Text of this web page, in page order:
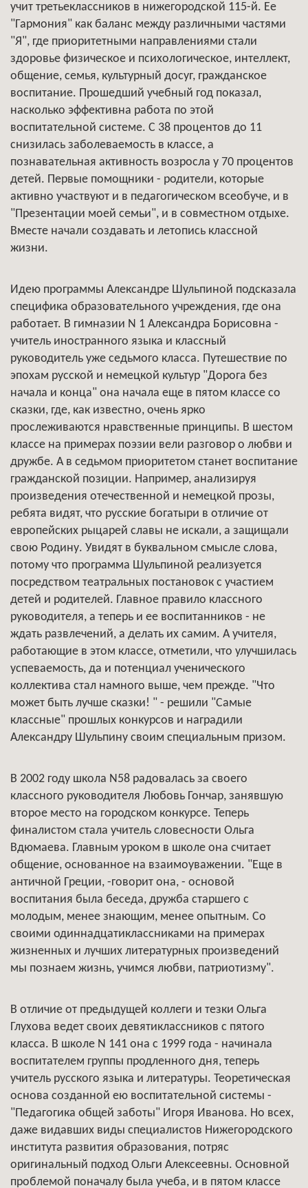
учит третьеклассников в нижегородской 115-й. Ее
"Гармония" как баланс между различными частями
"Я", где приоритетными направлениями стали
здоровье физическое и психологическое, интеллект,
общение, семья, культурный досуг, гражданское
воспитание. Прошедший учебный год показал,
насколько эффективна работа по этой
воспитательной системе. С 38 процентов до 11
снизилась заболеваемость в классе, а
познавательная активность возросла у 70 процентов
детей. Первые помощники - родители, которые
активно участвуют и в педагогическом всеобуче, и в
"Презентации моей семьи", и в совместном отдыхе.
Вместе начали создавать и летопись классной
жизни.
Идею программы Александре Шульпиной подсказала
специфика образовательного учреждения, где она
работает. В гимназии N 1 Александра Борисовна -
учитель иностранного языка и классный
руководитель уже седьмого класса. Путешествие по
эпохам русской и немецкой культур "Дорога без
начала и конца" она начала еще в пятом классе со
сказки, где, как известно, очень ярко
прослеживаются нравственные принципы. В шестом
классе на примерах поэзии вели разговор о любви и
дружбе. А в седьмом приоритетом станет воспитание
гражданской позиции. Например, анализируя
произведения отечественной и немецкой прозы,
ребята видят, что русские богатыри в отличие от
европейских рыцарей славы не искали, а защищали
свою Родину. Увидят в буквальном смысле слова,
потому что программа Шульпиной реализуется
посредством театральных постановок с участием
детей и родителей. Главное правило классного
руководителя, а теперь и ее воспитанников - не
ждать развлечений, а делать их самим. А учителя,
работающие в этом классе, отметили, что улучшилась
успеваемость, да и потенциал ученического
коллектива стал намного выше, чем прежде. "Что
может быть лучше сказки! " - решили "Самые
классные" прошлых конкурсов и наградили
Александру Шульпину своим специальным призом.
В 2002 году школа N58 радовалась за своего
классного руководителя Любовь Гончар, занявшую
второе место на городском конкурсе. Теперь
финалистом стала учитель словесности Ольга
Вдюмаева. Главным уроком в школе она считает
общение, основанное на взаимоуважении. "Еще в
античной Греции, -говорит она, - основой
воспитания была беседа, дружба старшего с
молодым, менее знающим, менее опытным. Со
своими одиннадцатиклассниками на примерах
жизненных и лучших литературных произведений
мы познаем жизнь, учимся любви, патриотизму".
В отличие от предыдущей коллеги и тезки Ольга
Глухова ведет своих девятиклассников с пятого
класса. В школе N 141 она с 1999 года - начинала
воспитателем группы продленного дня, теперь
учитель русского языка и литературы. Теоретическая
основа созданной ею воспитательной системы -
"Педагогика общей заботы" Игоря Иванова. Но всех,
даже видавших виды специалистов Нижегородского
института развития образования, потряс
оригинальный подход Ольги Алексеевны. Основной
проблемой поначалу была учеба, и в пятом классе